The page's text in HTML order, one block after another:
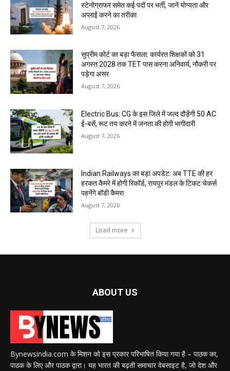
स्टेनोग्राफर समेत कई पदों पर भर्ती, जानें योग्यता और
अप्लाई करने का तरीका
August 7, 2026
सुप्रीम कोर्ट का बड़ा फैसला: कार्यरत शिक्षकों को 31
अगस्त 2028 तक TET पास करना अनिवार्य, नौकरी पर
पड़ेगा असर
August 7, 2026
Electric Bus: CG के इस जिले में जल्द दौड़ेंगी 50 AC
ई-बसें, रूट तय करने में जनता की होगी भागीदारी
August 7, 2026
Indian Railways का बड़ा अपडेट: अब TTE की हर
हरकत कैमरे में होगी रिकॉर्ड, रायपुर मंडल के टिकट चेकर्स
पहनेंगे बॉडी कैमरा
August 7, 2026
Load more
ABOUT US
Bynewsindia.com के मिशन को इस प्रकार परिभाषित किया गया है – पाठक का,
पाठक के लिए और पाठक द्वारा। यह भारत की बढ़ती समाचार वेबसाइट है, जो देश और